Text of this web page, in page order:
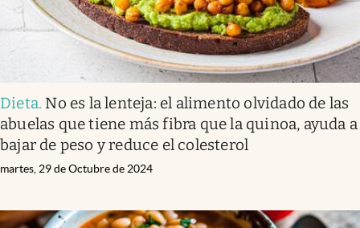
Dieta. No es la lenteja: el alimento olvidado de las
abuelas que tiene más fibra que la quinoa, ayuda a
bajar de peso y reduce el colesterol
martes, 29 de Octubre de 2024